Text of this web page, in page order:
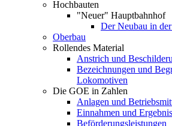
Hochbauten
"Neuer" Hauptbahnhof
Der Neubau in
Oberbau
Rollendes Material
Anstrich und
Bezeichnungen und
Lokomotiven
Die GOE in Zahlen
Anlagen und
Einnahmen und
Beförderungsleistungen